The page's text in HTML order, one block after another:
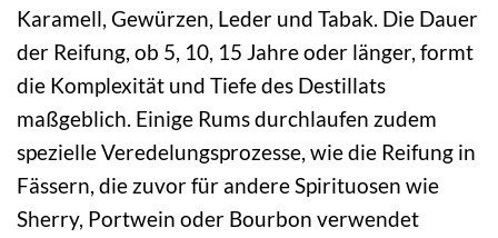
Karamell, Gewürzen, Leder und Tabak. Die Dauer
der Reifung, ob 5, 10, 15 Jahre oder länger, formt
die Komplexität und Tiefe des Destillats
maßgeblich. Einige Rums durchlaufen zudem
spezielle Veredelungsprozesse, wie die Reifung in
Fässern, die zuvor für andere Spirituosen wie
Sherry, Portwein oder Bourbon verwendet